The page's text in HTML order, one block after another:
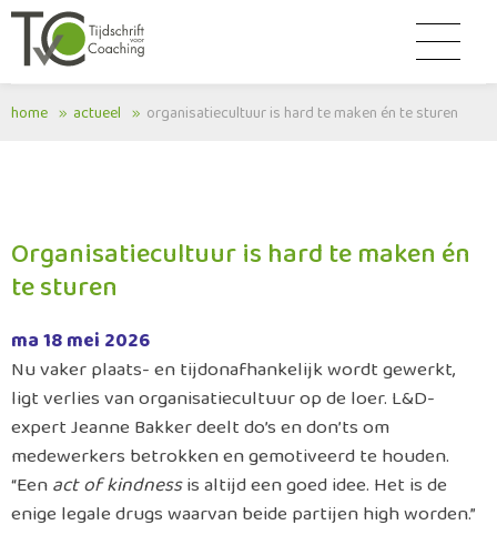
home actueel organisatiecultuur is hard te maken én te sturen
Organisatiecultuur is hard te maken én
te sturen
ma 18 mei 2026
Nu vaker plaats- en tijdonafhankelijk wordt gewerkt,
ligt verlies van organisatiecultuur op de loer. L&D-
expert Jeanne Bakker deelt do’s en don’ts om
medewerkers betrokken en gemotiveerd te houden.
“Eenact of kindnessis altijd een goed idee. Het is de
enige legale drugs waarvan beide partijen high worden.”